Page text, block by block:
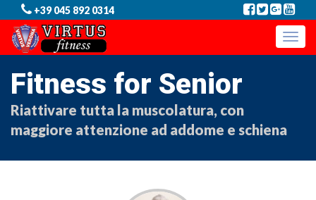
+39 045 892 0314
Toggle
Fitness for Senior
Riattivare tutta la muscolatura, con
maggiore attenzione ad addome e schiena